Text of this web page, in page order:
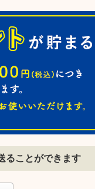
ることができます